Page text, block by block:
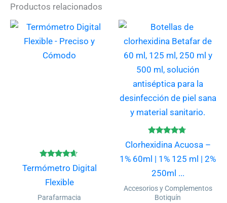
Productos relacionados
Valorado
con
4.50
de 5
Termómetro Digital
Flexible
Parafarmacia
Valorado
con
4.57
de 5
Clorhexidina Acuosa –
1% 60ml | 1% 125 ml | 2%
250ml ...
Accesorios y Complementos
Botiquín